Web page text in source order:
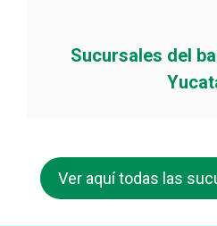
Sucursales del
Ver aquí todas las